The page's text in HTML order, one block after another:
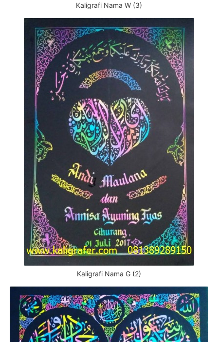
Kaligrafi Nama W (3)
Kaligrafi Nama G (2)